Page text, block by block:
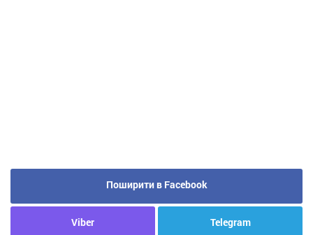
Поширити в Facebook
Viber Telegram